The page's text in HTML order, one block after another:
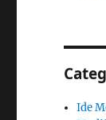
Ide